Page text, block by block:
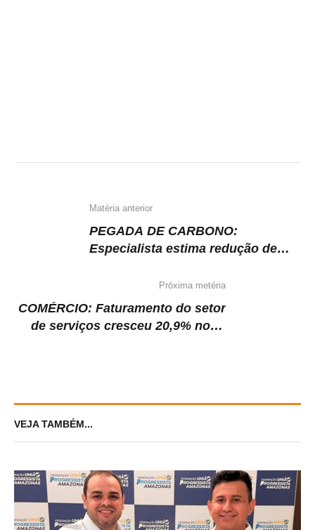
Matéria anterior
PEGADA DE CARBONO:
Especialista estima redução de
2050. Seminário foi promovido
pelo Ministério do
Desenvolvimento Regional.
Próxima metéria
COMÉRCIO: Faturamento do setor
de serviços cresceu 20,9% no 1º
VEJA TAMBÉM...